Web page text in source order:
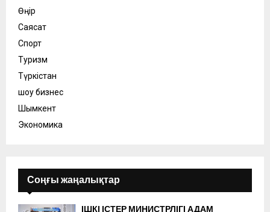
Өңір
Саясат
Спорт
Туризм
Түркістан
шоу бизнес
Шымкент
Экономика
Соңғы жаңалықтар
ІШКІ ІСТЕР МИНИСТРЛІГІ АДАМ